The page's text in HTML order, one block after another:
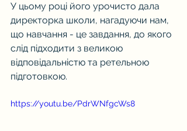
У цьому році його урочисто дала
директорка школи, нагадуючи нам,
що навчання - це завдання, до якого
слід підходити з великою
відповідальністю та ретельною
підготовкою.
https://youtu.be/PdrWNfgcWs8